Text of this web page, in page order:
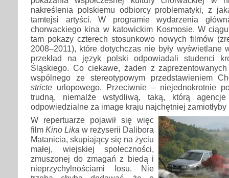
nakreślenia polskiemu odbiorcy problematyki, z
tamtejsi artyści. W programie wydarzenia
chorwackiego kina w katowickim Kosmosie. W
tam pokazy czterech stosunkowo nowych filmów
2008–2011), które dotychczas nie były wyświetlane
przekład na język polski odpowiadali studenci
Śląskiego. Co ciekawe, żaden z
wspólnego ze stereotypowym przedstawieniem
stricte urlopowego. Przeciwnie – niejednokrotnie
trudną, niemalże wstydliwą, taką, którą
odpowiedzialne za image kraju najchętniej zamiotłyby
W repertuarze pojawił się więc
film Kino Lika w reżyserii Dalibora
Matanicia, skupiający się na życiu
małej, wiejskiej społeczności,
zmuszonej do zmagań z biedą i
nieprzychylnościami losu. Nie